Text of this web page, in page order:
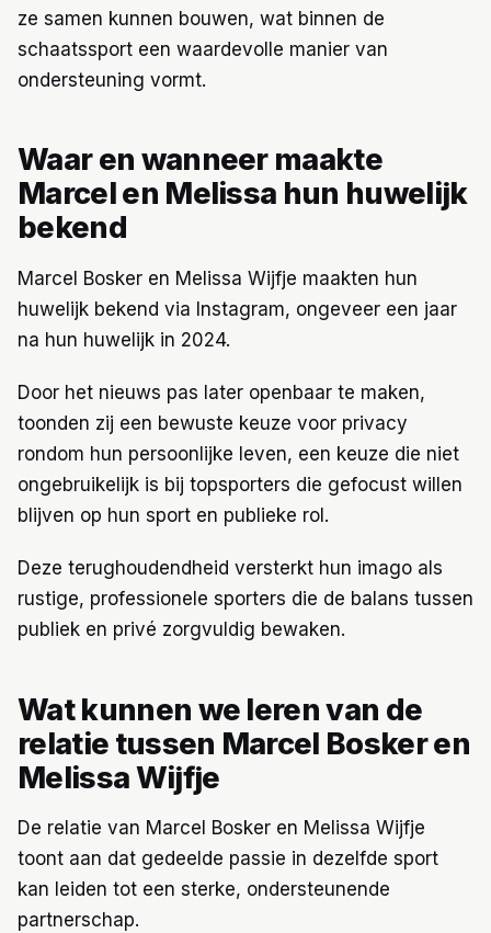
ze samen kunnen bouwen, wat binnen de
schaatssport een waardevolle manier van
ondersteuning vormt.
Waar en wanneer maakte
Marcel en Melissa hun huwelijk
bekend
Marcel Bosker en Melissa Wijfje maakten hun
huwelijk bekend via Instagram, ongeveer een jaar
na hun huwelijk in 2024.
Door het nieuws pas later openbaar te maken,
toonden zij een bewuste keuze voor privacy
rondom hun persoonlijke leven, een keuze die niet
ongebruikelijk is bij topsporters die gefocust willen
blijven op hun sport en publieke rol.
Deze terughoudendheid versterkt hun imago als
rustige, professionele sporters die de balans tussen
publiek en privé zorgvuldig bewaken.
Wat kunnen we leren van de
relatie tussen Marcel Bosker en
Melissa Wijfje
De relatie van Marcel Bosker en Melissa Wijfje
toont aan dat gedeelde passie in dezelfde sport
kan leiden tot een sterke, ondersteunende
partnerschap.